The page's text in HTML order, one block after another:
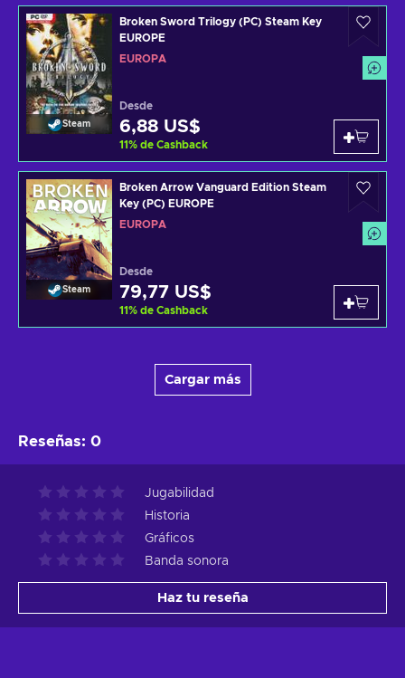
Steam
Broken Sword Trilogy (PC) Steam Key
EUROPE
EUROPA
Desde
6,88 US$
11% de Cashback
Steam
Broken Arrow Vanguard Edition Steam
Key (PC) EUROPE
EUROPA
Desde
79,77 US$
11% de Cashback
Cargar más
Reseñas: 0
Jugabilidad
Historia
Gráficos
Banda sonora
Haz tu reseña